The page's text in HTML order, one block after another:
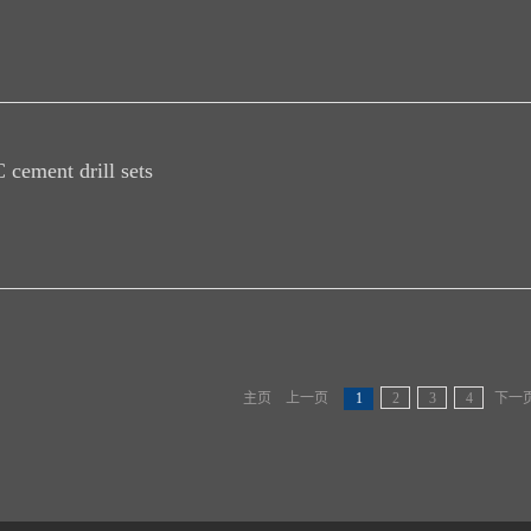
cement drill sets
主页 上一页 1 2 3 4 下一